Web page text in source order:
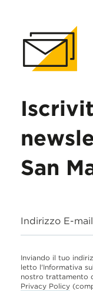
San
Indirizzo E-mail
Inviando il tuo
letto l'Informativa
nostro trattamento
Privacy Policy